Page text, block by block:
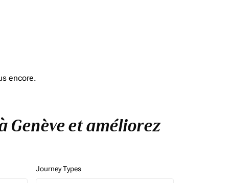
encore.
Genève et améliorez
Journey Types